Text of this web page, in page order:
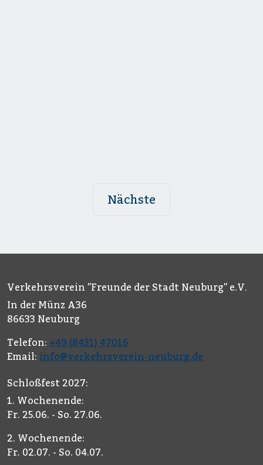
Nächste
Verkehrsverein "Freunde der Stadt Neuburg" e.V.
In der Münz A36
86633 Neuburg
Telefon: +49 (8431) 47016
Email: info@verkehrsverein-neuburg.de
Schloßfest 2027:
1. Wochenende:
Fr. 25.06. - So. 27.06.
2. Wochenende:
Fr. 02.07. - So. 04.07.